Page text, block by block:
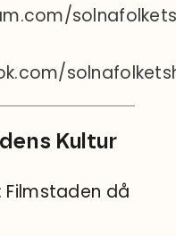
Kultur
Filmstaden då